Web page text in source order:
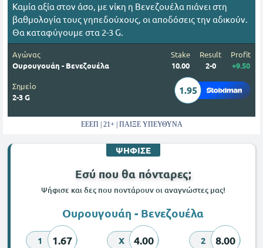
Καμία αξία στον άσο, με νίκη η Βενεζουέλα πιάνει στη
βαθμολογία τους γηπεδούχους, οι αποδόσεις την αδικούν.
Θα καταφύγουμε στα 2-3 G.
Αγώνας
Ουρουγουάη - Βενεζουέλα
Stake
10.00
Result
2-0
Profit
+9.50
Σημείο
2-3 G
1.95
ΕΕΕΠ | 21+ | ΠΑΙΞΕ ΥΠΕΥΘΥΝΑ
ΨΗΦΙΣΕ
Εσύ που θα πόνταρες;
Ψήφισε και δες που ποντάρουν οι αναγνώστες μας!
Ουρουγουάη - Βενεζουέλα
1 1.67 X 4.00 2 8.00